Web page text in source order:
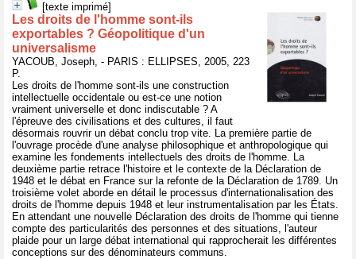
[texte imprimé]
Les droits de l'homme sont-ils
exportables ? Géopolitique d'un
universalisme
YACOUB, Joseph, - PARIS : ELLIPSES, 2005, 223
P.
Les droits de l'homme sont-ils une construction
intellectuelle occidentale ou est-ce une notion
vraiment universelle et donc indiscutable ? A
l'épreuve des civilisations et des cultures, il faut
désormais rouvrir un débat conclu trop vite. La première partie de
l'ouvrage procède d'une analyse philosophique et anthropologique qui
examine les fondements intellectuels des droits de l'homme. La
deuxième partie retrace l'histoire et le contexte de la Déclaration de
1948 et le débat en France sur la refonte de la Déclaration de 1789. Un
troisième volet aborde en détail le processus d'internationalisation des
droits de l'homme depuis 1948 et leur instrumentalisation par les États.
En attendant une nouvelle Déclaration des droits de l'homme qui tienne
compte des particularités des personnes et des situations, l'auteur
plaide pour un large débat international qui rapprocherait les différentes
conceptions sur des dénominateurs communs.